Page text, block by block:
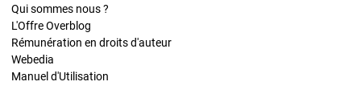
Qui sommes nous ?
L'Offre Overblog
Rémunération en droits d'auteur
Webedia
Manuel d'Utilisation